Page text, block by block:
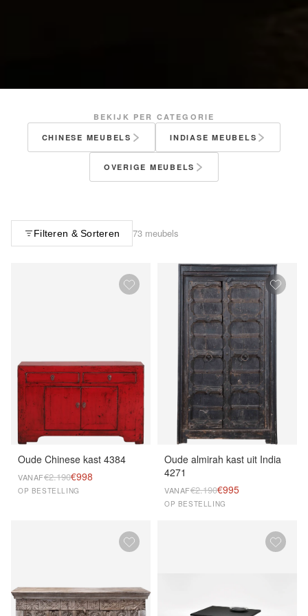
BEKIJK PER CATEGORIE
CHINESE MEUBELS
INDIASE MEUBELS
OVERIGE MEUBELS
Filteren & Sorteren 73 meubels
Oude Chinese kast 4384
VANAF€2.190€998
OP BESTELLING
Oude almirah kast uit India
4271
VANAF€2.190€995
OP BESTELLING